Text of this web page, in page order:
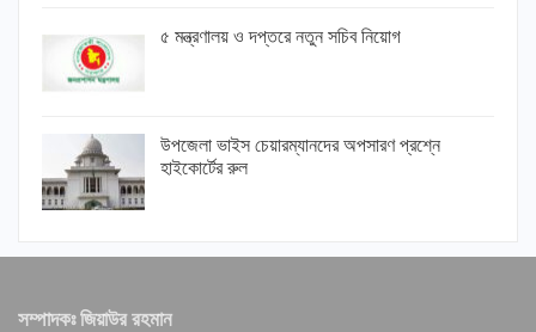
৫ মন্ত্রণালয় ও দপ্তরে নতুন সচিব নিয়োগ
উপজেলা ভাইস চেয়ারম্যানদের অপসারণ প্রশ্নে
হাইকোর্টের রুল
সম্পাদকঃ জিয়াউর রহমান